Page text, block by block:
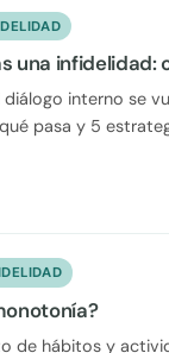
una infidelidad:
diálogo interno se
pasa y 5
de hábitos y